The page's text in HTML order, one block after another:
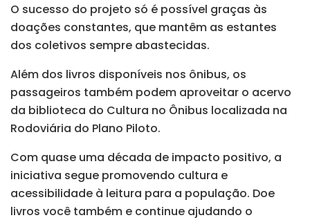
O sucesso do projeto só é possível graças às
doações constantes, que mantêm as estantes
dos coletivos sempre abastecidas.
Além dos livros disponíveis nos ônibus, os
passageiros também podem aproveitar o acervo
da biblioteca do Cultura no Ônibus localizada na
Rodoviária do Plano Piloto.
Com quase uma década de impacto positivo, a
iniciativa segue promovendo cultura e
acessibilidade à leitura para a população. Doe
livros você também e continue ajudando o